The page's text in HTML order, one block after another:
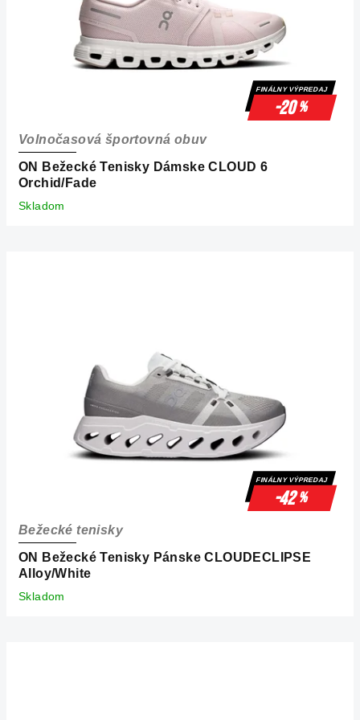
FINÁLNY VÝPREDAJ
-20%
ON Bežecké Tenisky Dámske CLOUD 6
Orchid/Fade
Volnočasová športovná obuv
Skladom
FINÁLNY VÝPREDAJ
-42%
ON Bežecké Tenisky Pánske CLOUDECLIPSE
Alloy/White
Bežecké tenisky
Skladom